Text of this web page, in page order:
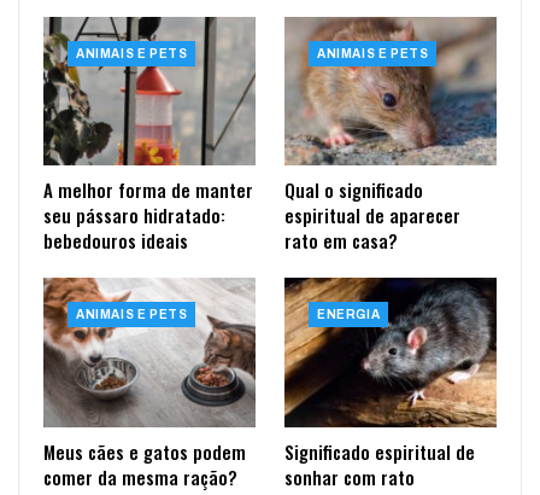
ANIMAIS E PETS
A melhor forma de manter
seu pássaro hidratado:
bebedouros ideais
ANIMAIS E PETS
Qual o significado
espiritual de aparecer
rato em casa?
ANIMAIS E PETS
Meus cães e gatos podem
comer da mesma ração?
ENERGIA
Significado espiritual de
sonhar com rato